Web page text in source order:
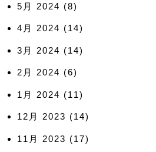
5月 2024 (8)
4月 2024 (14)
3月 2024 (14)
2月 2024 (6)
1月 2024 (11)
12月 2023 (14)
11月 2023 (17)